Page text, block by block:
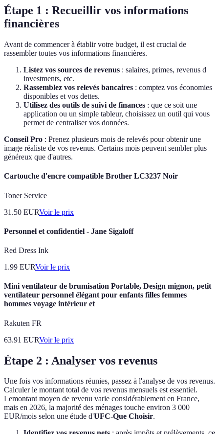
Étape 1 : Recueillir vos informations
financières
Avant de commencer à établir votre budget, il est crucial de
rassembler toutes vos informations financières.
Listez vos sources de revenus : salaires, primes, revenus d
investments, etc.
Rassemblez vos relevés bancaires : comptez vos économies
disponibles et vos dettes.
Utilisez des outils de suivi de finances : que ce soit une
application ou un simple tableur, choisissez un outil qui vous
permet de centraliser vos données.
Conseil Pro : Prenez plusieurs mois de relevés pour obtenir une
image réaliste de vos revenus. Certains mois peuvent sembler plus
généreux que d'autres.
Cartouche d'encre compatible Brother LC3237 Noir
Toner Service
31.50 EURVoir le prix
Personnel et confidentiel - Jane Sigaloff
Red Dress Ink
1.99 EURVoir le prix
Mini ventilateur de brumisation Portable, Design mignon, petit
ventilateur personnel élégant pour enfants filles femmes
hommes voyage intérieur et
Rakuten FR
63.91 EURVoir le prix
Étape 2 : Analyser vos revenus
Une fois vos informations réunies, passez à l'analyse de vos revenus.
Calculer le montant total de vos revenus mensuels est essentiel.
Lemontant moyen de revenu varie considérablement en France,
mais en 2026, la majorité des ménages touche environ 3 000
EUR/mois selon une étude d'UFC-Que Choisir.